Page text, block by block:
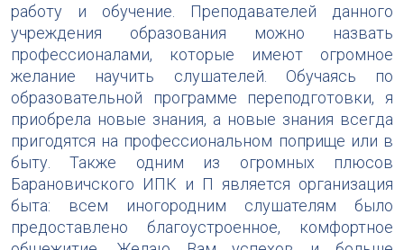
работу и обучение. Преподавателей данного
учреждения образования можно назвать
профессионалами, которые имеют огромное
желание научить слушателей. Обучаясь по
образовательной программе переподготовки, я
приобрела новые знания, а новые знания всегда
пригодятся на профессиональном поприще или в
быту. Также одним из огромных плюсов
Барановичского ИПК и П является организация
быта: всем иногородним слушателям было
предоставлено благоустроенное, комфортное